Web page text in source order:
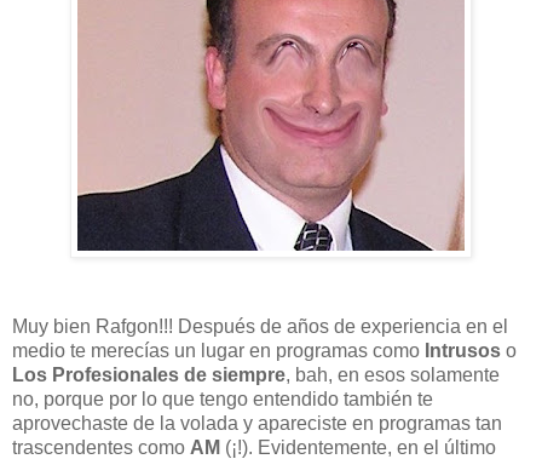
Muy bien Rafgon!!! Después de años de experiencia en el
medio te merecías un lugar en programas como Intrusos o
Los Profesionales de siempre, bah, en esos solamente
no, porque por lo que tengo entendido también te
aprovechaste de la volada y apareciste en programas tan
trascendentes como AM (¡!). Evidentemente, en el último